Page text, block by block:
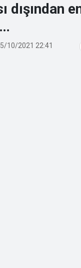
dışından
10/2021 22:41